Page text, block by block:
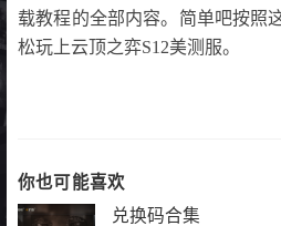
载教程的全部内容。简单吧按照
松玩上云顶之弈S12美测服。
你也可能喜欢
兑换码合集